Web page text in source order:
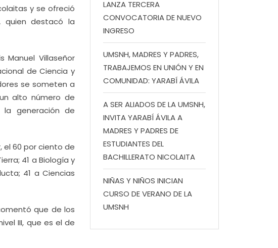
y se ofreció
quien destacó la
Manuel Villaseñor
de Ciencia y
se someten a
alto número de
generación de
el 60 por ciento de
41 a Biología y
41 a Ciencias
que de los
III, que es el de
LANZA TERCERA
CONVOCATORIA DE NUEVO
INGRESO
UMSNH, MADRES Y PADRES,
TRABAJEMOS EN UNIÓN Y EN
COMUNIDAD: YARABÍ ÁVILA
A SER ALIADOS DE LA UMSNH,
INVITA YARABÍ ÁVILA A
MADRES Y PADRES DE
ESTUDIANTES DEL
BACHILLERATO NICOLAITA
NIÑAS Y NIÑOS INICIAN
CURSO DE VERANO DE LA
UMSNH